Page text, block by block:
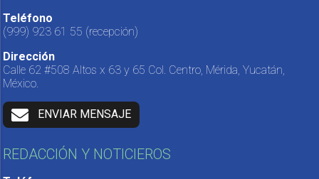
Teléfono
(999) 923 61 55 (recepción)
Dirección
Calle 62 #508 Altos x 63 y 65 Col. Centro, Mérida, Yucatán,
México.
ENVIAR MENSAJE
REDACCIÓN Y NOTICIEROS